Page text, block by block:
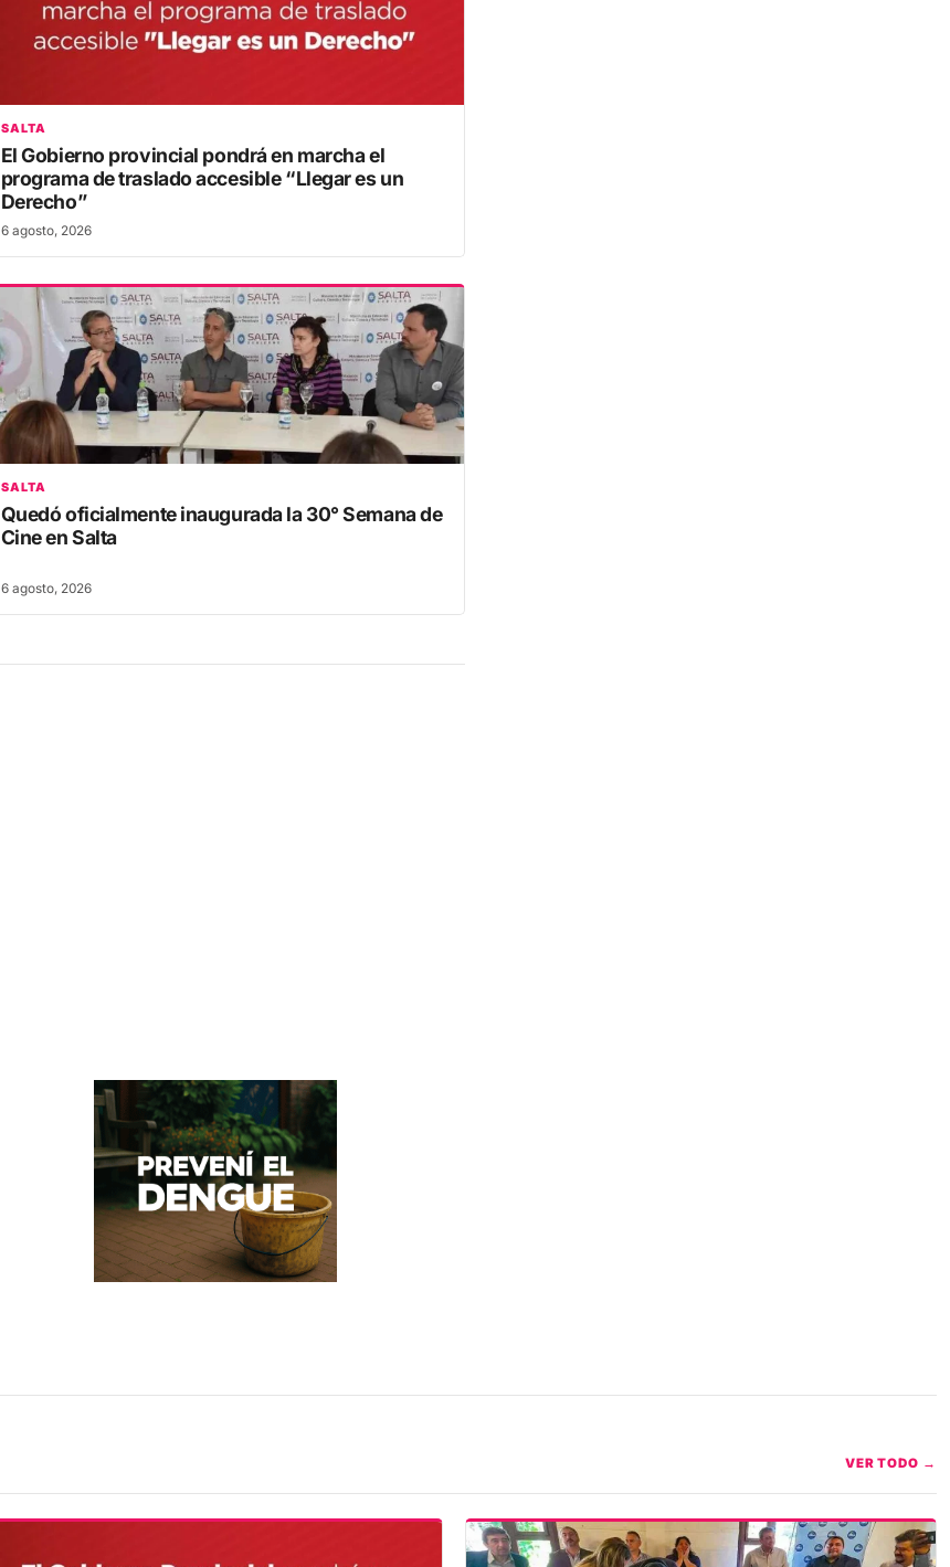
SALTA
El Gobierno provincial pondrá en marcha el
programa de traslado accesible “Llegar es un
Derecho”
6 agosto, 2026
SALTA
Quedó oficialmente inaugurada la 30° Semana de
Cine en Salta
6 agosto, 2026
VER TODO →